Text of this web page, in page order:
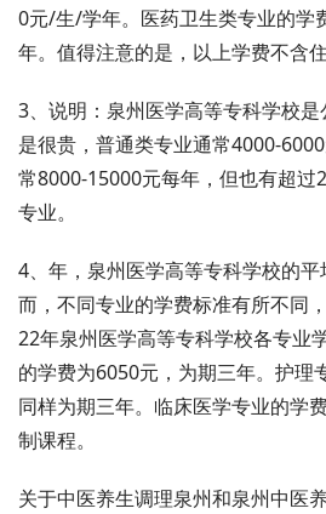
0元/生/学年。医药卫生类专业的学
年。值得注意的是，以上学费不含
3、说明：泉州医学高等专科学校
是很贵，普通类专业通常4000-
常8000-15000元每年，但也有超过
专业。
4、年，泉州医学高等专科学校的
而，不同专业的学费标准有所不同
22年泉州医学高等专科学校各专业
的学费为6050元，为期三年。护理
同样为期三年。临床医学专业的学
制课程。
关于中医养生调理泉州和泉州中医